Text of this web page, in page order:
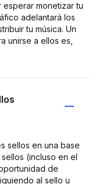
monetizar tu
adelantará los
tu música. Un
unirse a ellos es,
sellos en una base
(incluso en el
de
al sello u